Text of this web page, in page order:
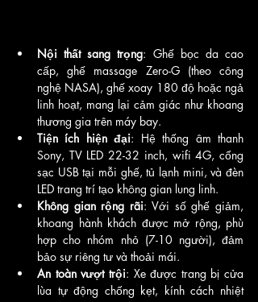
Nội thất sang trọng: Ghế bọc da cao
cấp, ghế massage Zero-G (theo công
nghệ NASA), ghế xoay 180 độ hoặc ngả
linh hoạt, mang lại cảm giác như khoang
thương gia trên máy bay.
Tiện ích hiện đại: Hệ thống âm thanh
Sony, TV LED 22-32 inch, wifi 4G, cổng
sạc USB tại mỗi ghế, tủ lạnh mini, và đèn
LED trang trí tạo không gian lung linh.
Không gian rộng rãi: Với số ghế giảm,
khoang hành khách được mở rộng, phù
hợp cho nhóm nhỏ (7-10 người), đảm
bảo sự riêng tư và thoải mái.
An toàn vượt trội: Xe được trang bị cửa
lùa tự động chống kẹt, kính cách nhiệt